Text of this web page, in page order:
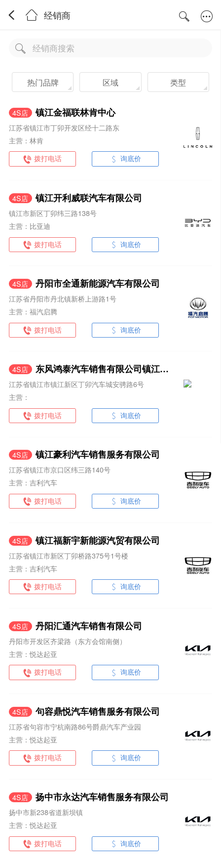
经销商
热门品牌 区域 类型
4S店 镇江金福联林肯中心
江苏省镇江市丁卯开发区经十二路东
主营：林肯
拨打电话
询底价
4S店 镇江开利威联汽车有限公司
镇江市新区丁卯纬三路138号
主营：比亚迪
拨打电话
询底价
4S店 丹阳市全通新能源汽车有限公司
江苏省丹阳市丹北镇新桥上游路1号
主营：福汽启腾
拨打电话
询底价
4S店 东风鸿泰汽车销售有限公司镇江分公司
江苏省镇江市镇江新区丁卯汽车城安骋路6号
主营：
拨打电话
询底价
4S店 镇江豪利汽车销售服务有限公司
江苏省镇江市京口区纬三路140号
主营：吉利汽车
拨打电话
询底价
4S店 镇江福新宇新能源汽贸有限公司
江苏省镇江市新区丁卯桥路375号1号楼
主营：吉利汽车
拨打电话
询底价
4S店 丹阳汇通汽车销售有限公司
丹阳市开发区齐梁路（东方会馆南侧）
主营：悦达起亚
拨打电话
询底价
4S店 句容鼎悦汽车销售服务有限公司
江苏省句容市宁杭南路86号爵鼎汽车产业园
主营：悦达起亚
拨打电话
询底价
4S店 扬中市永达汽车销售服务有限公司
扬中市新238省道新坝镇
主营：悦达起亚
拨打电话
询底价